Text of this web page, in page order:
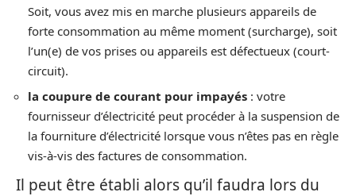
Soit, vous avez mis en marche plusieurs appareils de
forte consommation au même moment (surcharge), soit
l’un(e) de vos prises ou appareils est défectueux (court-
circuit).
la coupure de courant pour impayés : votre
fournisseur d’électricité peut procéder à la suspension de
la fourniture d’électricité lorsque vous n’êtes pas en règle
vis-à-vis des factures de consommation.
Il peut être établi alors qu’il faudra lors du